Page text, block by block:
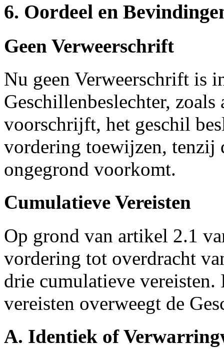
6. Oordeel en
Geen Verweerschrift
Nu geen Verweerschrift is
Geschillenbeslechter,
voorschrijft, het geschil
vordering toewijzen, tenzij
ongegrond voorkomt.
Cumulatieve Vereisten
Op grond van artikel 2.1
vordering tot overdracht
drie cumulatieve vereisten.
vereisten overweegt de
A. Identiek of